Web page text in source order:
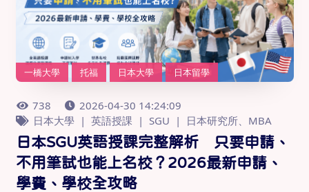
一橋大學 托福 日本大學 日本留學
738
2026-04-30 14:24:09
日本大學
英語授課 SGU 日本研究所、MBA
日本SGU英語授課完整解析 只要申請、
不用筆試也能上名校？2026最新申請、
學費、學校全攻略